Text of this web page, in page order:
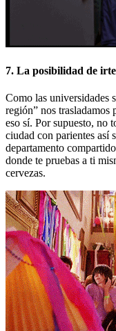
7. La posibilidad de
Como las universidades
región” nos trasladamos
eso sí. Por supuesto, no
ciudad con parientes así
departamento
donde te pruebas a ti
cervezas.